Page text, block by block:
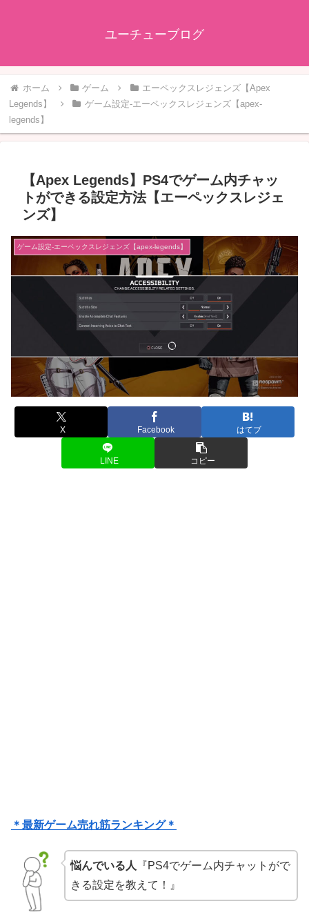
ユーチューブログ
ホーム ゲーム
エーペックスレジェンズ【Apex
Legends】
ゲーム設定-エーペックスレジェンズ【apex-
legends】
【Apex Legends】PS4でゲーム内チャッ
トができる設定方法【エーペックスレジェ
ンズ】
ゲーム設定-エーペックスレジェンズ【apex-legends】
X Facebook はてブ
LINE コピー
＊最新ゲーム売れ筋ランキング＊
悩んでいる人 『PS4でゲーム内チャットがで
きる設定を教えて！』